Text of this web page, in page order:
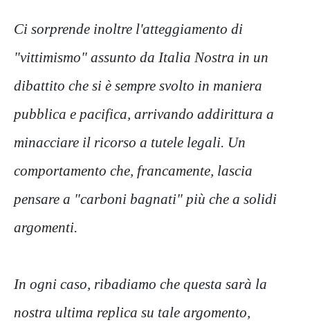
Ci sorprende inoltre l'atteggiamento di
"vittimismo" assunto da Italia Nostra in un
dibattito che si è sempre svolto in maniera
pubblica e pacifica, arrivando addirittura a
minacciare il ricorso a tutele legali. Un
comportamento che, francamente, lascia
pensare a "carboni bagnati" più che a solidi
argomenti.
In ogni caso, ribadiamo che questa sarà la
nostra ultima replica su tale argomento,